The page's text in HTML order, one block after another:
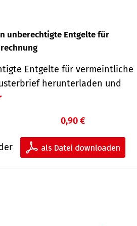
unberechtigte Entgelte für
Entgelte für vermeintliche
herunterladen und
0,90 €